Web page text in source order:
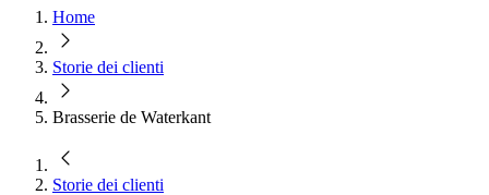
Home
Storie dei clienti
Brasserie de Waterkant
Storie dei clienti